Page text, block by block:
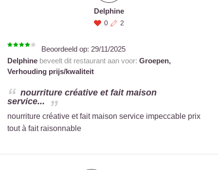
Delphine
0 2
Beoordeeld op: 29/11/2025
Delphine beveelt dit restaurant aan voor: Groepen,
Verhouding prijs/kwaliteit
nourriture créative et fait maison
service...
nourriture créative et fait maison service impeccable prix
tout à fait raisonnable